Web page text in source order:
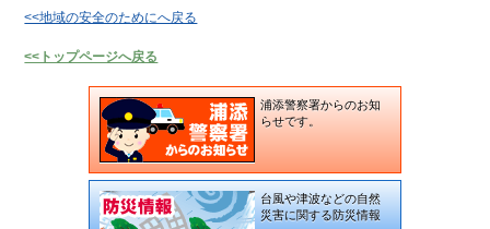
<<地域の安全のためにへ戻る
<<トップページへ戻る
浦添警察署からのお知
らせです。
台風や津波などの自然
災害に関する防災情報